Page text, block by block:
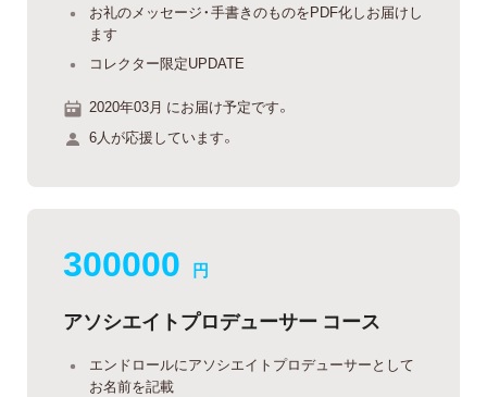
お礼のメッセージ・手書きのものをPDF化しお届けし
ます
コレクター限定UPDATE
2020年03月 にお届け予定です。
6人が応援しています。
300000 円
アソシエイトプロデューサー コース
エンドロールにアソシエイトプロデューサーとして
お名前を記載